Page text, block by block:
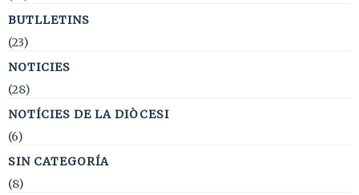
BUTLLETINS
(23)
NOTICIES
(28)
NOTÍCIES DE LA DIÒCESI
(6)
SIN CATEGORÍA
(8)